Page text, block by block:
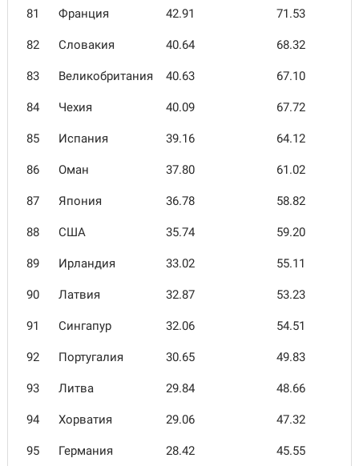
81 Франция 42.91 71.53
82 Словакия 40.64 68.32
83 Великобритания 40.63 67.10
84 Чехия 40.09 67.72
85 Испания 39.16 64.12
86 Оман 37.80 61.02
87 Япония 36.78 58.82
88 США 35.74 59.20
89 Ирландия 33.02 55.11
90 Латвия 32.87 53.23
91 Сингапур 32.06 54.51
92 Португалия 30.65 49.83
93 Литва 29.84 48.66
94 Хорватия 29.06 47.32
95 Германия 28.42 45.55